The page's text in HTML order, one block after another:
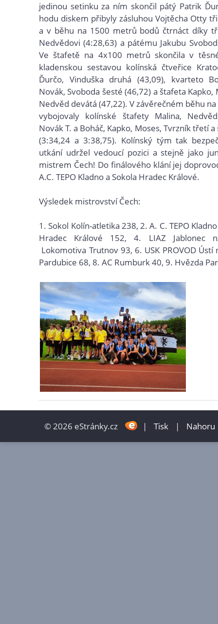
jedinou setinku za ním skončil pátý Patrik
hodu diskem přibyly zásluhou Vojtěcha Otty
a v běhu na 1500 metrů bodů čtrnáct díky
Nedvědovi (4:28,63) a pátému Jakubu
Ve štafetě na 4x100 metrů skončila v
kladenskou sestavou kolínská čtveřice
Ďurčo, Vinduška druhá (43,09), kvarteto
Novák, Svoboda šesté (46,72) a štafeta Kapko,
Nedvěd devátá (47,22). V závěrečném běhu
vybojovaly kolínské štafety Malina,
Novák T. a Boháč, Kapko, Moses, Tvrzník třetí
(3:34,24 a 3:38,75). Kolínský tým tak
utkání udržel vedoucí pozici a stejně jako
mistrem Čech! Do finálového klání jej
A.C. TEPO Kladno a Sokola Hradec Králové.
Výsledek mistrovství Čech:
1. Sokol Kolín-atletika 238, 2. A. C. TEPO Kladno
Hradec Králové
152, 4.
LIAZ Jablonec
Lokomotiva Trutnov 93, 6. USK PROVOD Ústí
Pardubice 68, 8. AC Rumburk 40, 9. Hvězda
© 2026 eStránky.cz | Tisk | Nahoru